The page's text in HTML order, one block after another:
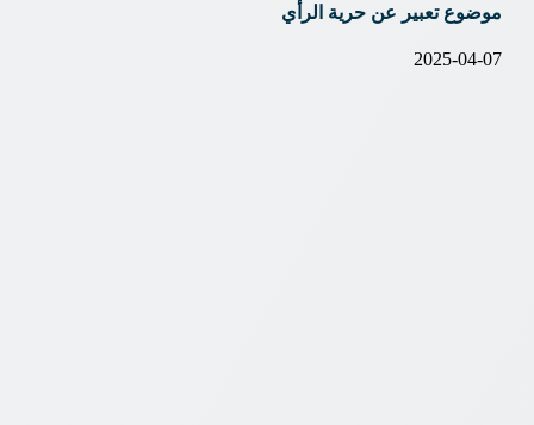
موضوع تعبير عن حرية الرأي
2025-04-07